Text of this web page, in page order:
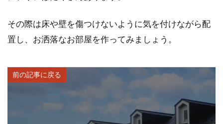
その際は床や壁を傷つけないように気を付けながら配
置し、お洒落なお部屋を作ってみましょう。
前の記事に戻る